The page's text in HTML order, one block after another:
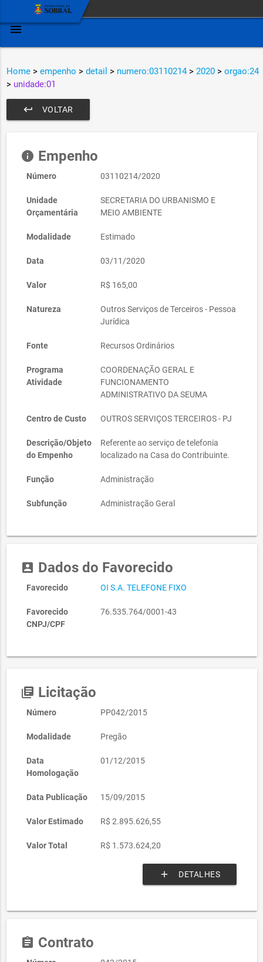
menu
Home > empenho > detail > numero:03110214> 2020 > orgao:24
> unidade:01
VOLTAR
keyboard_return
info Empenho
Número 03110214/2020
Unidade
Orçamentária
SECRETARIA DO URBANISMO E
MEIO AMBIENTE
Modalidade Estimado
Data 03/11/2020
Valor R$ 165,00
Natureza
Outros Serviços de Terceiros - Pessoa
Jurídica
Fonte Recursos Ordinários
Programa
Atividade
COORDENAÇÃO GERAL E
FUNCIONAMENTO
ADMINISTRATIVO DA SEUMA
Centro de Custo OUTROS SERVIÇOS TERCEIROS - PJ
Descrição/Objeto
do Empenho
Referente ao serviço de telefonia
localizado na Casa do Contribuinte.
Função Administração
Subfunção Administração Geral
account_box Dados do Favorecido
Favorecido OI S.A. TELEFONE FIXO
Favorecido
CNPJ/CPF
76.535.764/0001-43
library_books Licitação
Número PP042/2015
Modalidade Pregão
Data
Homologação
01/12/2015
Data Publicação 15/09/2015
Valor Estimado R$ 2.895.626,55
Valor Total R$ 1.573.624,20
add DETALHES
assignment Contrato